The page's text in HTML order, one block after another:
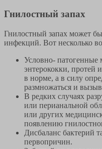
Гнилостный запах
Гнилостный запах может
инфекций. Вот несколько
Условно- патогенные
энтерококки, протей
в норме, а в силу
размножаться и
В редких случаях
или перианальной
или других
появлению
Дисбаланс бактерий
первопричин.